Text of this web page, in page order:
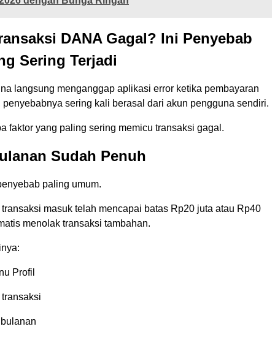
DANA Gagal? Ini Penyebab
Sering Terjadi
langsung menganggap aplikasi error ketika pembayaran
sering kali berasal dari akun pengguna sendiri.
faktor yang paling sering memicu transaksi gagal.
Sudah Penuh
paling umum.
masuk telah mencapai batas Rp20 juta atau Rp40
menolak transaksi tambahan.
Profil